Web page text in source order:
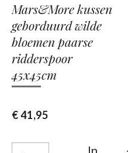
Mars&More kussen
geborduurd wilde
bloemen paarse
ridderspoor
45x45cm
€ 41,95
In